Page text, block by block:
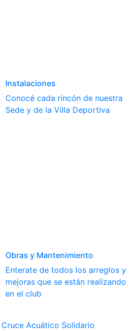
Instalaciones
Conocé cada rincón de nuestra
Sede y de la Villa Deportiva
Obras y Mantenimiento
Enterate de todos los arreglos y
mejoras que se están realizando
en el club
Cruce Acuático Solidario